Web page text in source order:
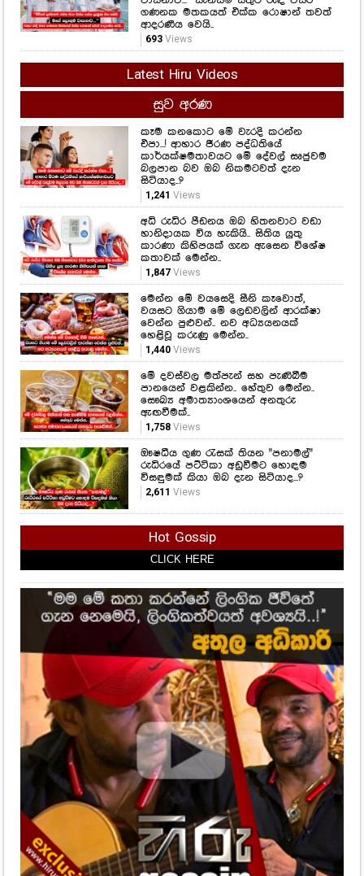
ගණනක මතකයත් එක්ක රොෂාන් තවත්
ආදරණීය වෙයි..
693Views
Latest Hiru Videos
සුව අරණ
කෑම කනකොට මේ වැරදි කරන්න
එපා...! ආහාර ජීරණ පද්ධතියේ
කාර්යක්ෂමතාවයට මේ දේවල් සෘජුවම
බලපාන බව ඔබ නිකමටවත් දැන
සිටියාද..?
1,241 Views
අධි රුධිර පීඩනය ඔබ හිතනවාට වඩා
හානිදායක විය හැකියි.. සිතිය යුතු
කාරණා කිහිපයක් ගැන ඇසෙන විශේෂ
කතාවක් මෙන්න..
1,847Views
මෙන්න මේ වයසෙදි සීනි කෑවොත්,
වයසට ගියාම මේ ලෙඩවලින් ආරක්ෂා
වෙන්න පුළුවන්.. නව අධ්‍යයනයක්
හෙළිවූ කරුණු මෙන්න..
1,440Views
මේ දවස්වල මත්පැන් සහ පැණිබීම
පානයෙන් වළකින්න.. හේතුව මෙන්න..
සෞඛ්‍ය අමාත්‍යාංශයෙන් අනතුරු
ඇඟවීමක්..
1,758Views
ඖෂධීය ගුණ රැසක් තියන "පනාමල්"
රුධිරයේ පට්ටිකා අඩුවීමට හොඳම
විසඳුමක් කියා ඔබ දැන සිටියාද...?
2,611 Views
Hot Gossip
CLICK HERE
CLICK HERE